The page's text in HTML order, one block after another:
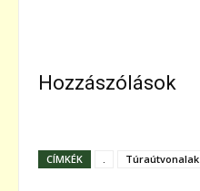
Hozzászólások
CÍMKÉK . Túraútvonalak